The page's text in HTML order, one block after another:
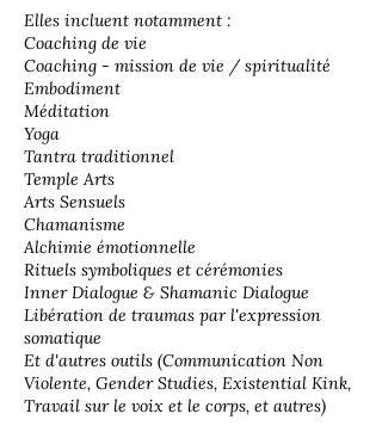
Elles incluent notamment :
Coaching de vie
Coaching - mission de vie / spiritualité
Embodiment
Méditation
Yoga
Tantra traditionnel
Temple Arts
Arts Sensuels
Chamanisme
Alchimie émotionnelle
Rituels symboliques et cérémonies
Inner Dialogue & Shamanic Dialogue
Libération de traumas par l'expression
somatique
Et d'autres outils (Communication Non
Violente, Gender Studies, Existential Kink,
Travail sur le voix et le corps, et autres)